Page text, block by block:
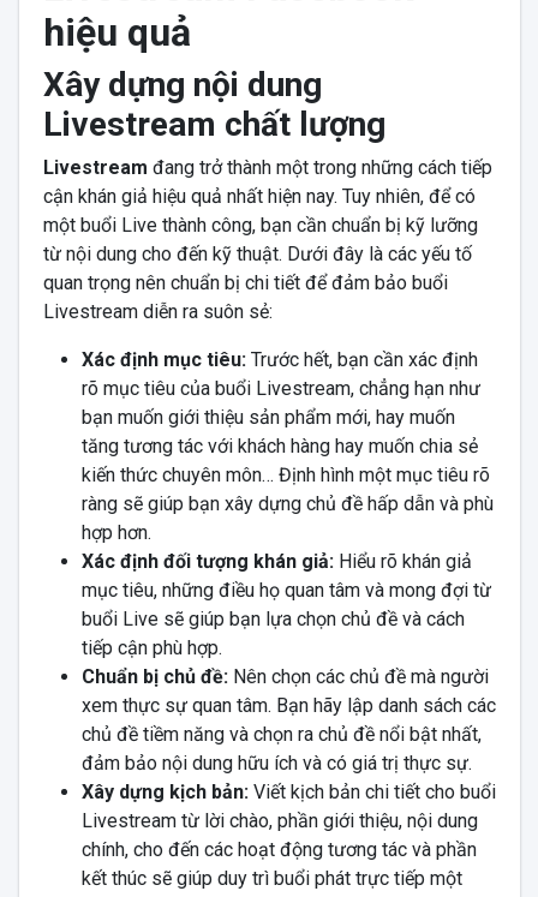
hiệu quả
Xây dựng nội dung
Livestream chất lượng
Livestream đang trở thành một trong những cách tiếp
cận khán giả hiệu quả nhất hiện nay. Tuy nhiên, để có
một buổi Live thành công, bạn cần chuẩn bị kỹ lưỡng
từ nội dung cho đến kỹ thuật. Dưới đây là các yếu tố
quan trọng nên chuẩn bị chi tiết để đảm bảo buổi
Livestream diễn ra suôn sẻ:
Xác định mục tiêu:Trước hết, bạn cần xác định
rõ mục tiêu của buổi Livestream, chẳng hạn như
bạn muốn giới thiệu sản phẩm mới, hay muốn
tăng tương tác với khách hàng hay muốn chia sẻ
kiến thức chuyên môn… Định hình một mục tiêu rõ
ràng sẽ giúp bạn xây dựng chủ đề hấp dẫn và phù
hợp hơn.
Xác định đối tượng khán giả:Hiểu rõ khán giả
mục tiêu, những điều họ quan tâm và mong đợi từ
buổi Live sẽ giúp bạn lựa chọn chủ đề và cách
tiếp cận phù hợp.
Chuẩn bị chủ đề:Nên chọn các chủ đề mà người
xem thực sự quan tâm. Bạn hãy lập danh sách các
chủ đề tiềm năng và chọn ra chủ đề nổi bật nhất,
đảm bảo nội dung hữu ích và có giá trị thực sự.
Xây dựng kịch bản:Viết kịch bản chi tiết cho buổi
Livestream từ lời chào, phần giới thiệu, nội dung
chính, cho đến các hoạt động tương tác và phần
kết thúc sẽ giúp duy trì buổi phát trực tiếp một